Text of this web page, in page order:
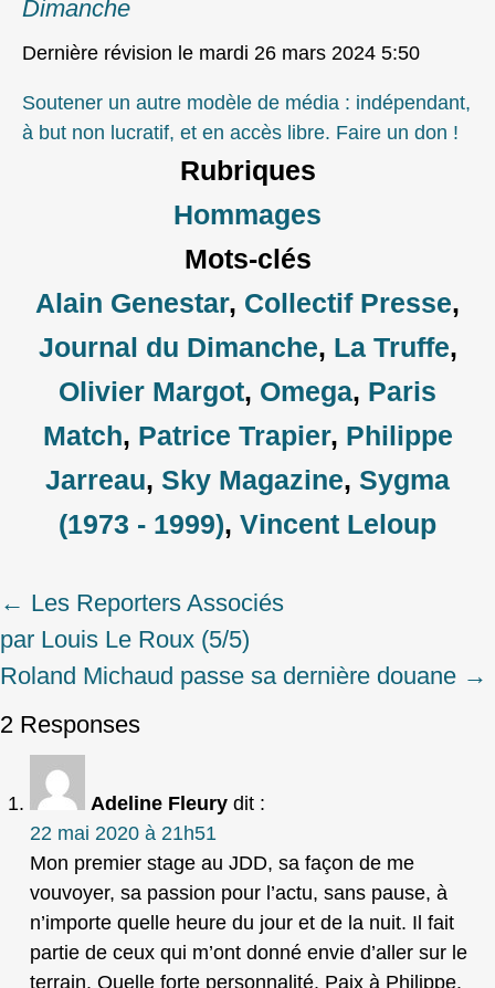
Dimanche
Dernière révision le mardi 26 mars 2024 5:50
Soutener un autre modèle de média : indépendant,
à but non lucratif, et en accès libre. Faire un don !
Rubriques
Hommages
Mots-clés
Alain Genestar, Collectif Presse,
Journal du Dimanche, La Truffe,
Olivier Margot, Omega, Paris
Match, Patrice Trapier, Philippe
Jarreau, Sky Magazine, Sygma
(1973 - 1999), Vincent Leloup
Post
navigation
← Les Reporters Associés
par Louis Le Roux (5/5)
Roland Michaud passe sa dernière douane →
2 Responses
Adeline Fleury dit :
22 mai 2020 à 21h51
Mon premier stage au JDD, sa façon de me
vouvoyer, sa passion pour l’actu, sans pause, à
n’importe quelle heure du jour et de la nuit. Il fait
partie de ceux qui m’ont donné envie d’aller sur le
terrain. Quelle forte personnalité. Paix à Philippe.